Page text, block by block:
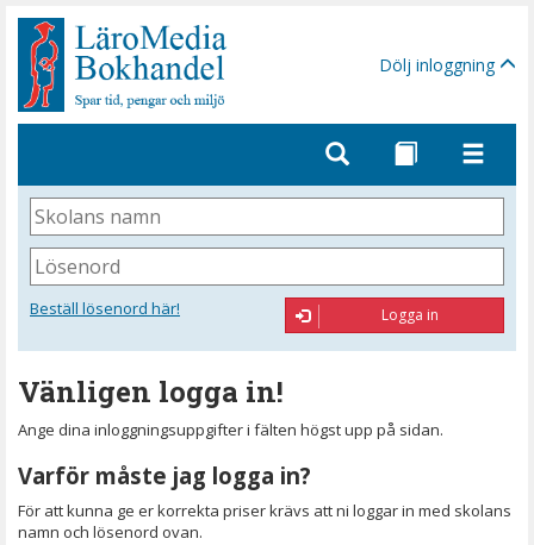
Gå
sidinnehåll
Dölj inloggning
Skolans
namn
Lösenord
Beställ lösenord här! Logga in
Vänligen logga in!
Ange dina inloggningsuppgifter i fälten högst upp på sidan.
Varför måste jag logga in?
För att kunna ge er korrekta priser krävs att ni loggar in med skolans
namn och lösenord ovan.